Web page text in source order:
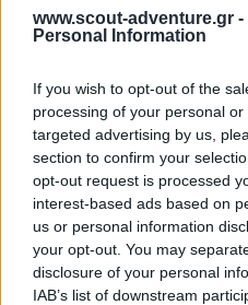
www.scout-adventure.gr -
Personal Information
If you wish to opt-out of the
processing of your personal
targeted advertising by us,
section to confirm your
opt-out request is processed
interest-based ads based on
us or personal information
your opt-out. You may
disclosure of your personal
IAB’s list of downstream
έκτακτης ανάγκης.
ΜΟΙΡΑΣΤΕΙΤΕ
ΣΧΕΤΙΚΑ
Σχετικά προϊόντα